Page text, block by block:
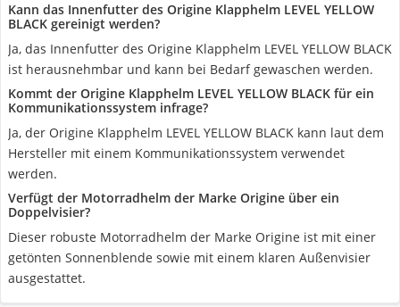
Kann das Innenfutter des Origine Klapphelm LEVEL YELLOW
BLACK gereinigt werden?
Ja, das Innenfutter des Origine Klapphelm LEVEL YELLOW BLACK
ist herausnehmbar und kann bei Bedarf gewaschen werden.
Kommt der Origine Klapphelm LEVEL YELLOW BLACK für ein
Kommunikationssystem infrage?
Ja, der Origine Klapphelm LEVEL YELLOW BLACK kann laut dem
Hersteller mit einem Kommunikationssystem verwendet
werden.
Verfügt der Motorradhelm der Marke Origine über ein
Doppelvisier?
Dieser robuste Motorradhelm der Marke Origine ist mit einer
getönten Sonnenblende sowie mit einem klaren Außenvisier
ausgestattet.